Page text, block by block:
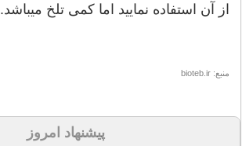
از آن استفاده نمایید اما کمی تلخ میباشد.
منبع: bioteb.ir
پیشنهاد امروز